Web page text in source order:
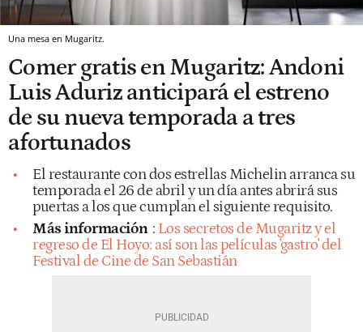
Una mesa en Mugaritz.
Comer gratis en Mugaritz: Andoni
Luis Aduriz anticipará el estreno
de su nueva temporada a tres
afortunados
El restaurante con dos estrellas Michelin arranca su
temporada el 26 de abril y un día antes abrirá sus
puertas a los que cumplan el siguiente requisito.
Más información : Los secretos de Mugaritz y el
regreso de El Hoyo: así son las películas 'gastro' del
Festival de Cine de San Sebastián